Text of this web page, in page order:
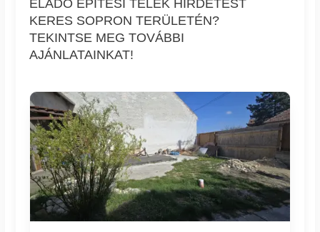
ELADÓ ÉPÍTÉSI TELEK HIRDETÉST
KERES SOPRON TERÜLETÉN?
TEKINTSE MEG TOVÁBBI
AJÁNLATAINKAT!